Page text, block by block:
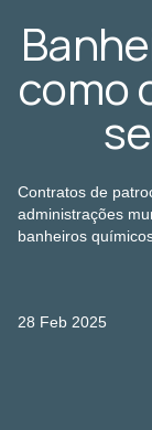
como
Contratos de
administrações
banheiros
28 Feb 2025